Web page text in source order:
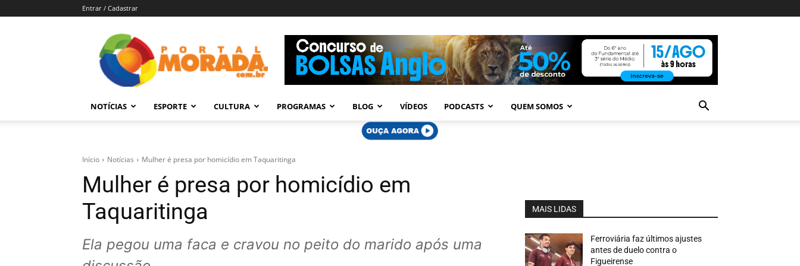
Entrar / Cadastrar
Morada
–
Araraquara
NOTÍCIAS ESPORTE CULTURA PROGRAMAS BLOG VÍDEOS PODCASTS QUEM SOMOS
Início Notícias Mulher é presa por homicídio em Taquaritinga
Mulher é presa por homicídio em
Taquaritinga
Ela pegou uma faca e cravou no peito do marido após uma
MAIS LIDAS
Ferroviária faz últimos ajustes
antes de duelo contra o
Figueirense